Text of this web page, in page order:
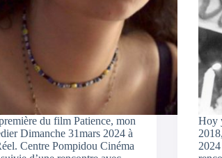
du film Patience, mon
Dimanche 31mars 2024 à
Centre Pompidou Cinéma
Hoy